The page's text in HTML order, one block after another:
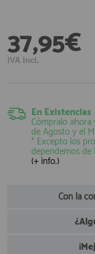
37,95€
IVA Incl.
En Existencias
Cómpralo
de Agostoy el
* Excepto los
dependemos
(+ info.)
Con la